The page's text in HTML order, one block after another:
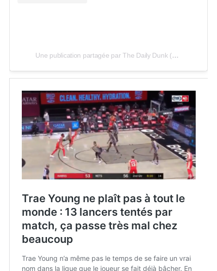
Une publication partagée par The Daily Dunk (@thedailydunk)